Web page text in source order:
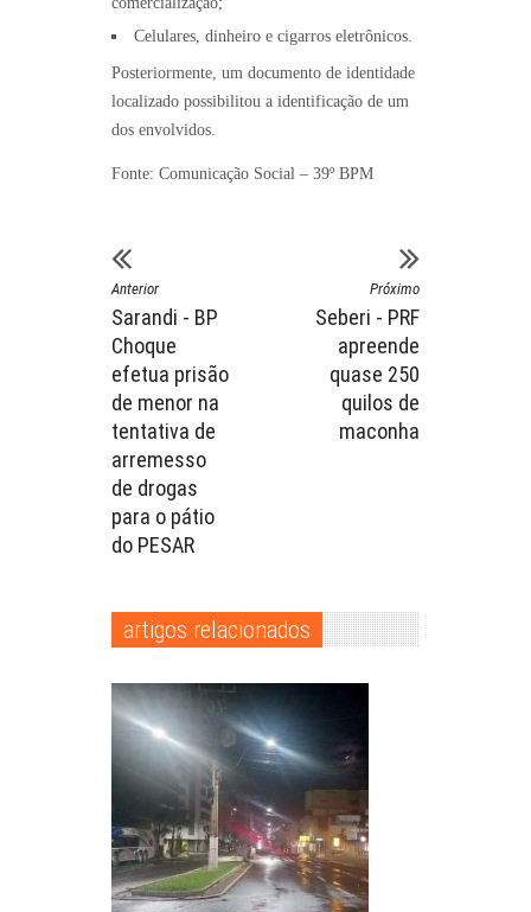
Celulares, dinheiro e cigarros eletrônicos.
Posteriormente, um documento de identidade
localizado possibilitou a identificação de um
dos envolvidos.
Fonte: Comunicação Social – 39º BPM
Anterior
Sarandi - BP
Choque
efetua prisão
de menor na
tentativa de
arremesso
de drogas
para o pátio
do PESAR
Próximo
Seberi - PRF
apreende
quase 250
quilos de
maconha
artigos relacionados